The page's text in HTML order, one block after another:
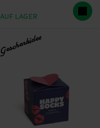
AUF LAGER
Geschenkidee